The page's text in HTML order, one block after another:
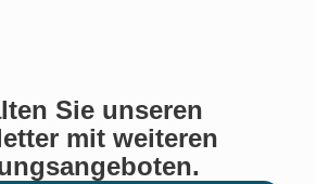
Sie unseren
mit weiteren